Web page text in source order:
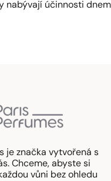
nabývají účinnosti
je značka vytvořená s
Chceme, abyste si
vůni bez ohledu